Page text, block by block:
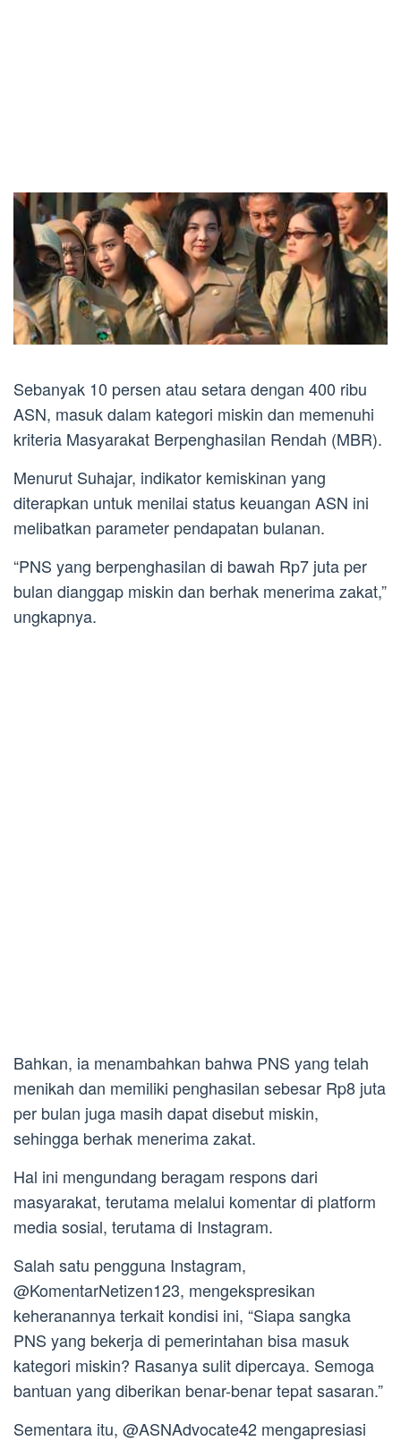
Sebanyak 10 persen atau setara dengan 400 ribu
ASN, masuk dalam kategori miskin dan memenuhi
kriteria Masyarakat Berpenghasilan Rendah (MBR).
Menurut Suhajar, indikator kemiskinan yang
diterapkan untuk menilai status keuangan ASN ini
melibatkan parameter pendapatan bulanan.
“PNS yang berpenghasilan di bawah Rp7 juta per
bulan dianggap miskin dan berhak menerima zakat,”
ungkapnya.
Bahkan, ia menambahkan bahwa PNS yang telah
menikah dan memiliki penghasilan sebesar Rp8 juta
per bulan juga masih dapat disebut miskin,
sehingga berhak menerima zakat.
Hal ini mengundang beragam respons dari
masyarakat, terutama melalui komentar di platform
media sosial, terutama di Instagram.
Salah satu pengguna Instagram,
@KomentarNetizen123, mengekspresikan
keheranannya terkait kondisi ini, “Siapa sangka
PNS yang bekerja di pemerintahan bisa masuk
kategori miskin? Rasanya sulit dipercaya. Semoga
bantuan yang diberikan benar-benar tepat sasaran.”
Sementara itu, @ASNAdvocate42 mengapresiasi